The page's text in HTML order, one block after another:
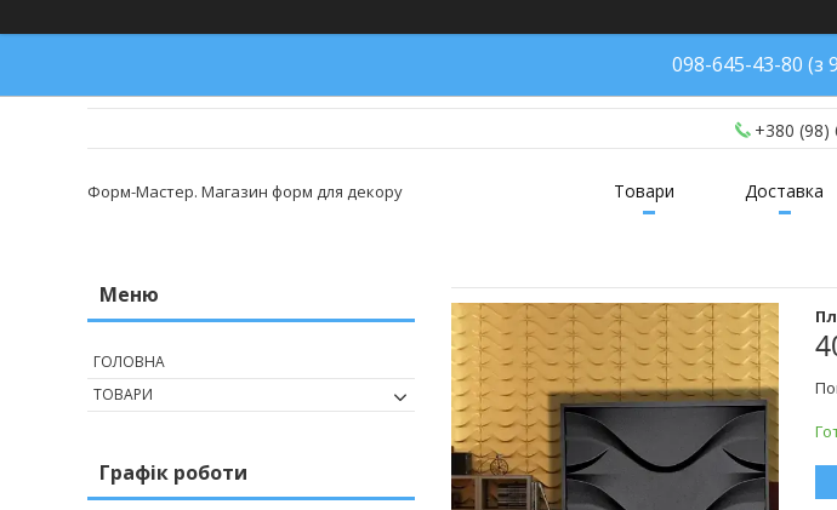
098-645-43-80 (з
+380 (98)
Форм-Мастер. Магазин форм для декору Товари Доставка
ГОЛОВНА
ТОВАРИ
Графік роботи